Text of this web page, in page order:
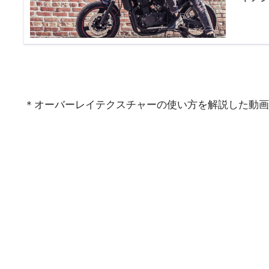
＊オーバーレイテクスチャーの使い方を解説した動